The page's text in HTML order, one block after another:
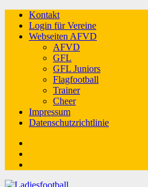
Kontakt
Login für Vereine
Webseiten AFVD
AFVD
GFL
GFL Juniors
Flagfootball
Trainer
Cheer
Impressum
Datenschutzrichtlinie